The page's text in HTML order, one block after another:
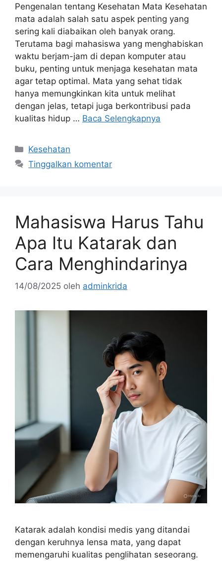
Pengenalan tentang Kesehatan Mata Kesehatan
mata adalah salah satu aspek penting yang
sering kali diabaikan oleh banyak orang.
Terutama bagi mahasiswa yang menghabiskan
waktu berjam-jam di depan komputer atau
buku, penting untuk menjaga kesehatan mata
agar tetap optimal. Mata yang sehat tidak
hanya memungkinkan kita untuk melihat
dengan jelas, tetapi juga berkontribusi pada
kualitas hidup … Baca Selengkapnya
Kategori
Kesehatan
Tinggalkan komentar
Mahasiswa Harus Tahu
Apa Itu Katarak dan
Cara Menghindarinya
14/08/2025 oleh adminkrida
Katarak adalah kondisi medis yang ditandai
dengan keruhnya lensa mata, yang dapat
memengaruhi kualitas penglihatan seseorang.